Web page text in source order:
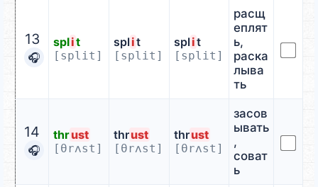
13
🎧
split
[split]
split
[split]
split
[split]
расщ
еплят
ь,
раска
лыва
ть
14
🎧
thrust
[θrʌst]
thrust
[θrʌst]
thrust
[θrʌst]
засов
ывать
,
соват
ь